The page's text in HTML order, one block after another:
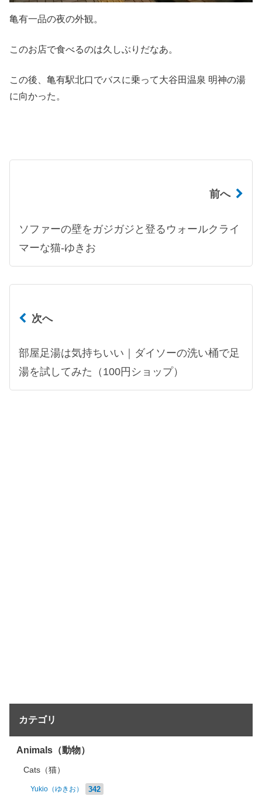
亀有一品の夜の外観。
このお店で食べるのは久しぶりだなあ。
この後、亀有駅北口でバスに乗って大谷田温泉 明神の湯
に向かった。
前へ
ソファーの壁をガジガジと登るウォールクライ
マーな猫-ゆきお
次へ
部屋足湯は気持ちいい｜ダイソーの洗い桶で足
湯を試してみた（100円ショップ）
カテゴリ
Animals（動物）
Cats（猫）
Yukio（ゆきお） 342